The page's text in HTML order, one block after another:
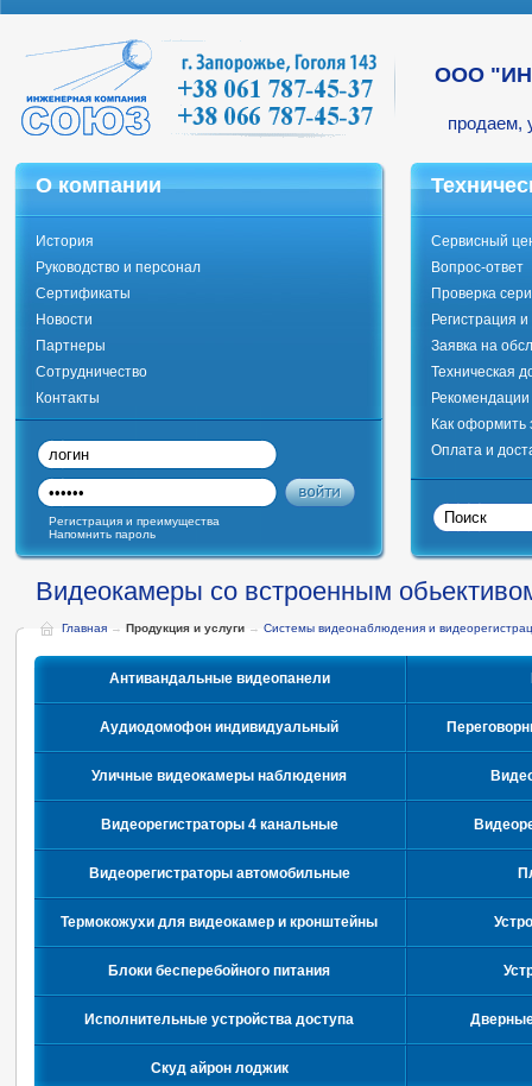
ООО
продаем,
О компании
История
Руководство и персонал
Сертификаты
Новости
Партнеры
Сотрудничество
Контакты
Сервисный
Вопрос-ответ
Проверка
Регистрация
Заявка на
Техническая
Как оформить
Оплата и
Регистрация и преимущества
Напомнить пароль
Видеокамеры со встроенным
Главная → Продукция и услуги → Системы видеонаблюдения и
Антивандальные видеопанели
Аудиодомофон индивидуальный
Уличные видеокамеры наблюдения
Видеорегистраторы 4 канальные
Видеорегистраторы автомобильные
Термокожухи для видеокамер и кронштейны
Блоки бесперебойного питания
Исполнительные устройства доступа
Скуд айрон лоджик